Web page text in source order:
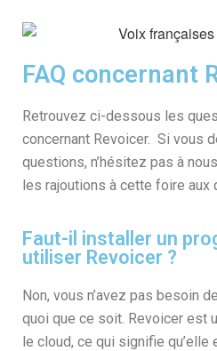
FAQ concernant
Retrouvez ci-dessous les
concernant Revoicer. Si vous
questions, n’hésitez pas à
les rajoutions à cette foire aux
Faut-il installer un
utiliser Revoicer ?
Non, vous n’avez pas besoin
quoi que ce soit. Revoicer est
le cloud, ce qui signifie qu’elle